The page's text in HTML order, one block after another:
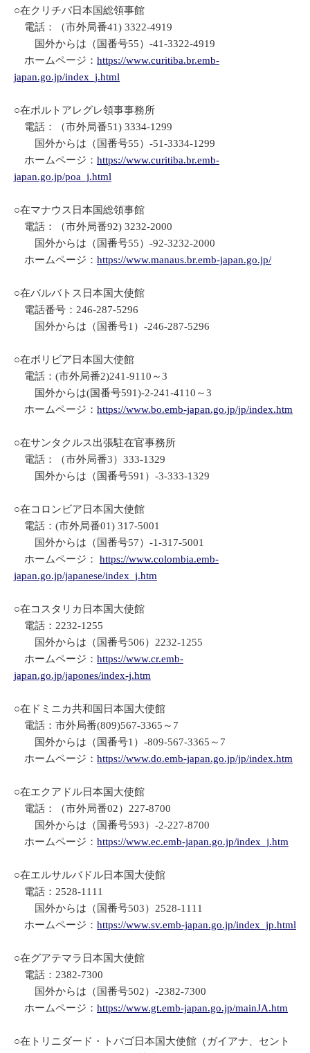
○在クリチバ日本国総領事館
電話：（市外局番41) 3322-4919
国外からは（国番号55）-41-3322-4919
ホームページ： https://www.curitiba.br.emb-
japan.go.jp/index_j.html
○在ポルトアレグレ領事事務所
電話：（市外局番51) 3334-1299
国外からは（国番号55）-51-3334-1299
ホームページ： https://www.curitiba.br.emb-
japan.go.jp/poa_j.html
○在マナウス日本国総領事館
電話：（市外局番92) 3232-2000
国外からは（国番号55）-92-3232-2000
ホームページ： https://www.manaus.br.emb-japan.go.jp/
○在バルバトス日本国大使館
電話番号：246-287-5296
国外からは（国番号1）-246-287-5296
○在ボリビア日本国大使館
電話：(市外局番2)241-9110～3
国外からは(国番号591)-2-241-4110～3
ホームページ： https://www.bo.emb-japan.go.jp/jp/index.htm
○在サンタクルス出張駐在官事務所
電話：（市外局番3）333-1329
国外からは（国番号591）-3-333-1329
○在コロンビア日本国大使館
電話：(市外局番01) 317-5001
国外からは（国番号57）-1-317-5001
ホームページ： https://www.colombia.emb-
japan.go.jp/japanese/index_j.htm
○在コスタリカ日本国大使館
電話：2232-1255
国外からは（国番号506）2232-1255
ホームページ： https://www.cr.emb-
japan.go.jp/japones/index-j.htm
○在ドミニカ共和国日本国大使館
電話：市外局番(809)567-3365～7
国外からは（国番号1）-809-567-3365～7
ホームページ： https://www.do.emb-japan.go.jp/jp/index.htm
○在エクアドル日本国大使館
電話：（市外局番02）227-8700
国外からは（国番号593）-2-227-8700
ホームページ： https://www.ec.emb-japan.go.jp/index_j.htm
○在エルサルバドル日本国大使館
電話：2528-1111
国外からは（国番号503）2528-1111
ホームページ： https://www.sv.emb-japan.go.jp/index_jp.html
○在グアテマラ日本国大使館
電話：2382-7300
国外からは（国番号502）-2382-7300
ホームページ： https://www.gt.emb-japan.go.jp/mainJA.htm
○在トリニダード・トバゴ日本国大使館（ガイアナ、セント